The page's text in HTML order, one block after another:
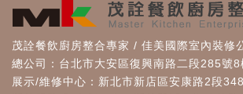
茂詮餐飲廚房整合專家 / 佳美國際室內裝修
總公司：台北市大安區復興南路二段285號8
展示/維修中心：新北市新店區安康路2段